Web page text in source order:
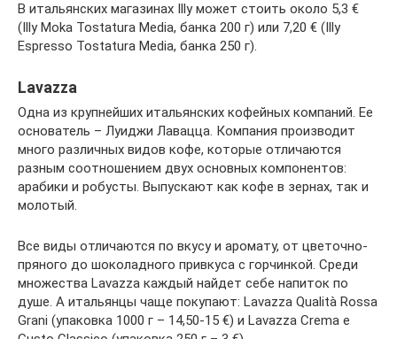
В итальянских магазинах Illy может стоить около 5,3 €
(Illy Moka Tostatura Media, банка 200 г) или 7,20 € (Illy
Espresso Tostatura Media, банка 250 г).
Lavazza
Одна из крупнейших итальянских кофейных компаний. Ее
основатель – Луиджи Лавацца. Компания производит
много различных видов кофе, которые отличаются
разным соотношением двух основных компонентов:
арабики и робусты. Выпускают как кофе в зернах, так и
молотый.
Все виды отличаются по вкусу и аромату, от цветочно-
пряного до шоколадного привкуса с горчинкой. Среди
множества Lavazza каждый найдет себе напиток по
душе. А итальянцы чаще покупают: Lavazza Qualità Rossa
Grani (упаковка 1000 г – 14,50-15 €) и Lavazza Crema e